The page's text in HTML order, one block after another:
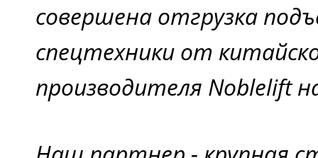
совершена отгрузка
спецтехники от
производителя Noblelift